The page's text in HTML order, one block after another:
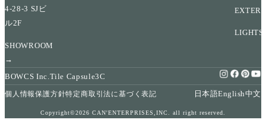
4-28-3 SJビ
ル2F
SHOWROOM
→
LIGHTS
BOWCS Inc.Tile Capsule3C
個人情報保護方針特定商取引法に基づく表記 日本語English中文
Copyright©2026 CAN'ENTERPRISES,INC. all right reserved.